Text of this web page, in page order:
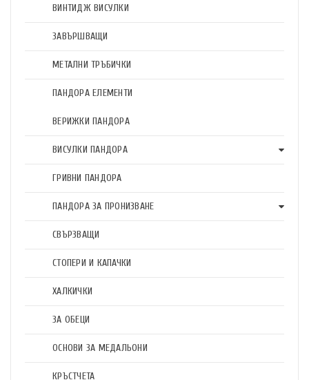
ВИНТИДЖ ВИСУЛКИ
ЗАВЪРШВАЩИ
МЕТАЛНИ ТРЪБИЧКИ
ПАНДОРА ЕЛЕМЕНТИ
ВЕРИЖКИ ПАНДОРА
ВИСУЛКИ ПАНДОРА
ГРИВНИ ПАНДОРА
ПАНДОРА ЗА ПРОНИЗВАНЕ
СВЪРЗВАЩИ
СТОПЕРИ И КАПАЧКИ
ХАЛКИЧКИ
ЗА ОБЕЦИ
ОСНОВИ ЗА МЕДАЛЬОНИ
КРЪСТЧЕТА